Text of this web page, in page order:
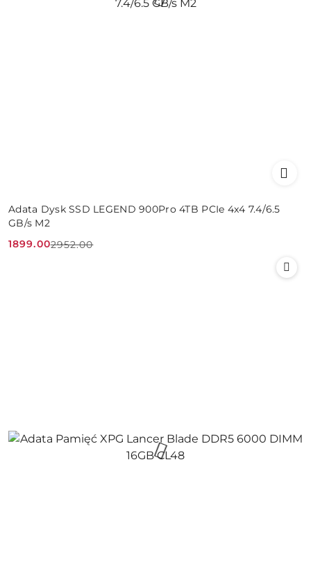
Adata Dysk SSD LEGEND 900Pro 4TB PCIe 4x4 7.4/6.5
GB/s M2
Cena
1899.00
Cena
2952.00